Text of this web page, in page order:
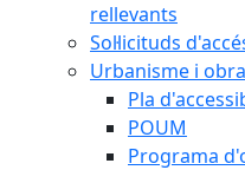
rellevants
Sol·licituds
Urbanisme i
Pla
POUM
Programa